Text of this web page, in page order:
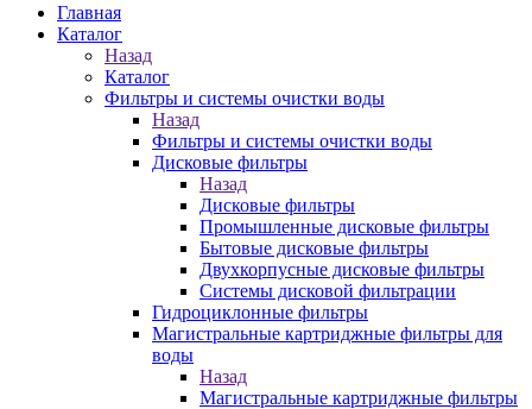
Главная
Каталог
Назад
Каталог
Фильтры и системы очистки воды
Назад
Фильтры и системы очистки воды
Дисковые фильтры
Назад
Дисковые фильтры
Промышленные дисковые фильтры
Бытовые дисковые фильтры
Двухкорпусные дисковые фильтры
Системы дисковой фильтрации
Гидроциклонные фильтры
Магистральные картриджные фильтры для
воды
Назад
Магистральные картриджные фильтры